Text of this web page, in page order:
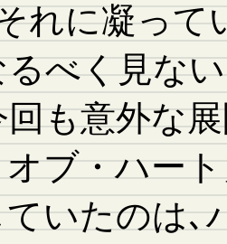
れに凝って
べく見な
も意外な
ブ・ハー
いたのは､